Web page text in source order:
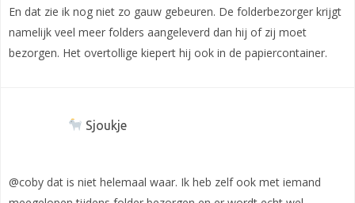
En dat zie ik nog niet zo gauw gebeuren. De folderbezorger krijgt
namelijk veel meer folders aangeleverd dan hij of zij moet
bezorgen. Het overtollige kiepert hij ook in de papiercontainer.
Sjoukje
@coby dat is niet helemaal waar. Ik heb zelf ook met iemand